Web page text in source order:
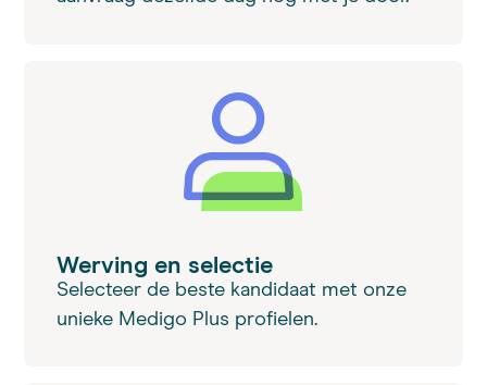
Werving en selectie
Selecteer de beste kandidaat met onze
unieke Medigo Plus profielen.